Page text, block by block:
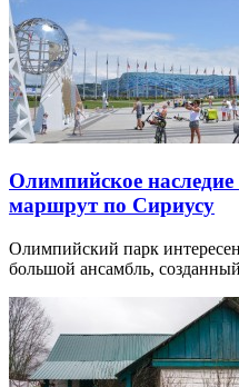
Олимпийское
маршрут по Сириусу
Олимпийский парк
большой ансамбль,